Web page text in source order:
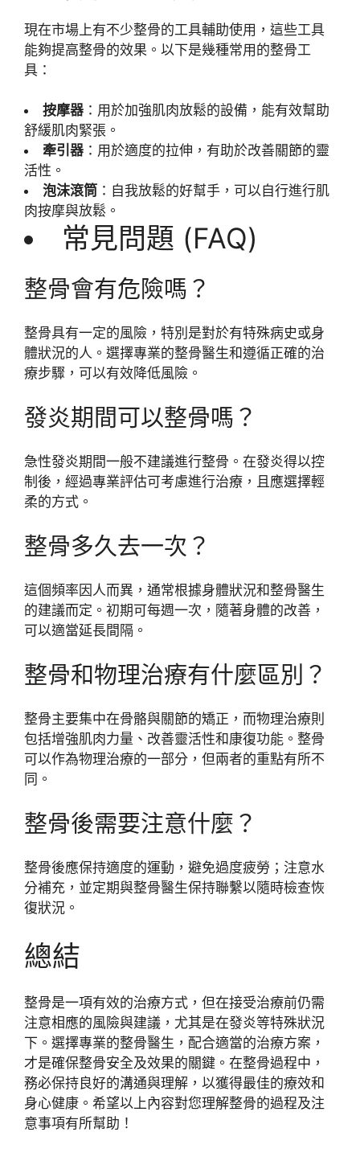
現在市場上有不少整骨的工具輔助使用，這些工具
能夠提高整骨的效果。以下是幾種常用的整骨工
具：
按摩器 ：用於加強肌肉放鬆的設備，能有效幫助
舒緩肌肉緊張。
牽引器 ：用於適度的拉伸，有助於改善關節的靈
活性。
泡沫滾筒 ：自我放鬆的好幫手，可以自行進行肌
肉按摩與放鬆。
常見問題 (FAQ)
整骨會有危險嗎？
整骨具有一定的風險，特別是對於有特殊病史或身
體狀況的人。選擇專業的整骨醫生和遵循正確的治
療步驟，可以有效降低風險。
發炎期間可以整骨嗎？
急性發炎期間一般不建議進行整骨。在發炎得以控
制後，經過專業評估可考慮進行治療，且應選擇輕
柔的方式。
整骨多久去一次？
這個頻率因人而異，通常根據身體狀況和整骨醫生
的建議而定。初期可每週一次，隨著身體的改善，
可以適當延長間隔。
整骨和物理治療有什麼區別？
整骨主要集中在骨骼與關節的矯正，而物理治療則
包括增強肌肉力量、改善靈活性和康復功能。整骨
可以作為物理治療的一部分，但兩者的重點有所不
同。
整骨後需要注意什麼？
整骨後應保持適度的運動，避免過度疲勞；注意水
分補充，並定期與整骨醫生保持聯繫以隨時檢查恢
復狀況。
總結
整骨是一項有效的治療方式，但在接受治療前仍需
注意相應的風險與建議，尤其是在發炎等特殊狀況
下。選擇專業的整骨醫生，配合適當的治療方案，
才是確保整骨安全及效果的關鍵。在整骨過程中，
務必保持良好的溝通與理解，以獲得最佳的療效和
身心健康。希望以上內容對您理解整骨的過程及注
意事項有所幫助！